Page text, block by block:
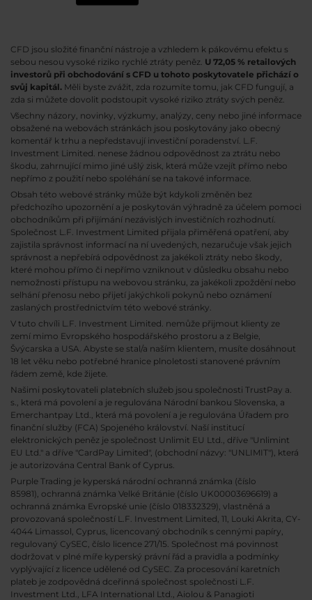
CFD jsou složité finanční nástroje a vzhledem k pákovému efektu s
sebou nesou vysoké riziko rychlé ztráty peněz. U 72,05 % retailových
investorů při obchodování s CFD u tohoto poskytovatele přichází o
svůj kapitál. Měli byste zvážit, zda rozumíte tomu, jak CFD fungují, a
zda si můžete dovolit podstoupit vysoké riziko ztráty svých peněz.
Všechny názory, novinky, výzkumy, analýzy, ceny nebo jiné informace
obsažené na webovách stránkách jsou poskytovány jako obecný
komentář k trhu a nepředstavují investiční poradenství. L.F.
Investment Limited. nenese žádnou odpovědnost za ztrátu nebo
škodu, zahrnující mimo jiné ušlý zisk, která může vzejít přímo nebo
nepřímo z použití nebo spoléhání se na takové informace.
Obsah této webové stránky může být kdykoli změněn bez
předchozího upozornění a je poskytován výhradně za účelem pomoci
obchodníkům při přijímání nezávislých investičních rozhodnutí.
Společnost L.F. Investment Limited přijala přiměřená opatření, aby
zajistila správnost informací na ní uvedených, nezaručuje však jejich
správnost a nepřebírá odpovědnost za jakékoli ztráty nebo škody,
které mohou přímo či nepřímo vzniknout v důsledku obsahu nebo
nemožnosti přístupu na webovou stránku, za jakékoli zpoždění nebo
selhání přenosu nebo přijetí jakýchkoli pokynů nebo oznámení
zaslaných prostřednictvím této webové stránky.
V tuto chvíli L.F. Investment Limited. nemůže přijmout klienty ze
zemí mimo Evropského hospodářského prostoru a z Belgie,
Švýcarska a USA. Abyste se stal/a naším klientem, musíte dosáhnout
18 let věku nebo potřebné hranice plnoletosti stanovené právním
řádem země, kde žijete.
Našimi poskytovateli platebních služeb jsou společnosti TrustPay a.
s., která má povolení a je regulována Národní bankou Slovenska, a
Emerchantpay Ltd., která má povolení a je regulována Úřadem pro
finanční služby (FCA) Spojeného království. Naší institucí
elektronických peněz je společnost Unlimit EU Ltd., dříve "Unlimint
EU Ltd." a dříve "CardPay Limited", (obchodní názvy: "UNLIMIT"), která
je autorizována Central Bank of Cyprus.
Purple Trading je kyperská národní ochranná známka (číslo
85981), ochranná známka Velké Británie (číslo UK00003696619) a
ochranná známka Evropské unie (číslo 018332329), vlastněná a
provozovaná společností L.F. Investment Limited, 11, Louki Akrita, CY-
4044 Limassol, Cyprus, licencovaný obchodník s cennými papíry,
regulovaný CySEC, číslo licence 271/15. Společnost má povinnost
dodržovat v plné míře kyperský právní řád a pravidla a podmínky
vyplývající z licence udělené od CySEC. Za procesování karetních
plateb je zodpovědná dceřinná společnost společnosti L.F.
Investment Ltd., LFA International Ltd., Aiolou & Panagioti